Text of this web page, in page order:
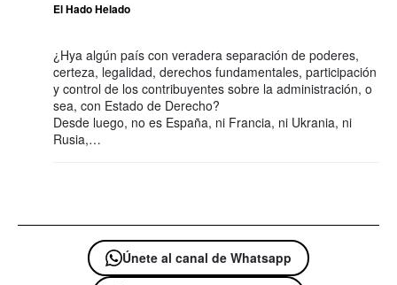
El Hado Helado
¿Hya algún país con veradera separación de poderes,
certeza, legalidad, derechos fundamentales, participación
y control de los contribuyentes sobre la administración, o
sea, con Estado de Derecho?
Desde luego, no es España, ni Francia, ni Ukrania, ni
Rusia,…
Únete al canal de Whatsapp